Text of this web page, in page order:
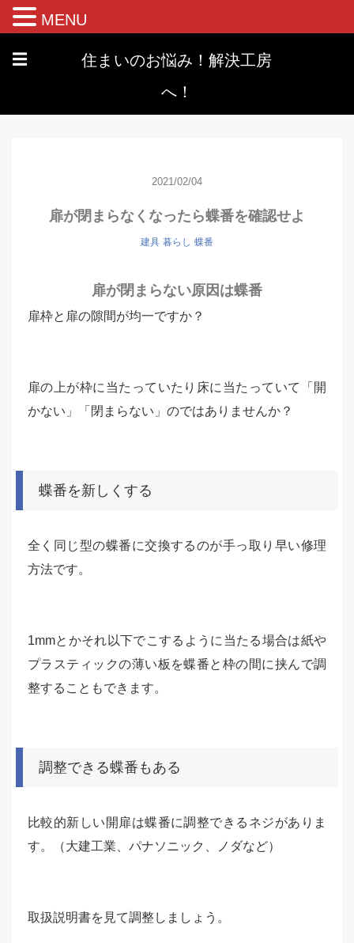
☰
住まいのお悩み！解決工房
へ！
2021/02/04
扉が閉まらなくなったら蝶番を確認せよ
建具 暮らし 蝶番
扉が閉まらない原因は蝶番
扉枠と扉の隙間が均一ですか？
扉の上が枠に当たっていたり床に当たっていて「開
かない」「閉まらない」のではありませんか？
蝶番を新しくする
全く同じ型の蝶番に交換するのが手っ取り早い修理
方法です。
1mmとかそれ以下でこするように当たる場合は紙や
プラスティックの薄い板を蝶番と枠の間に挟んで調
整することもできます。
調整できる蝶番もある
比較的新しい開扉は蝶番に調整できるネジがありま
す。（大建工業、パナソニック、ノダなど）
取扱説明書を見て調整しましょう。
MENU